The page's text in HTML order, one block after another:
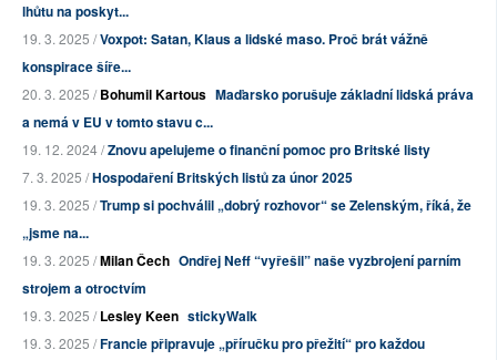
lhůtu na poskyt...
19. 3. 2025 /Voxpot: Satan, Klaus a lidské maso. Proč brát vážně
konspirace šíře...
20. 3. 2025 /Bohumil Kartous Maďarsko porušuje základní lidská práva
a nemá v EU v tomto stavu c...
19. 12. 2024 /Znovu apelujeme o finanční pomoc pro Britské listy
7. 3. 2025 /Hospodaření Britských listů za únor 2025
19. 3. 2025 /Trump si pochválil „dobrý rozhovor“ se Zelenským, říká, že
„jsme na...
19. 3. 2025 /Milan Čech Ondřej Neff “vyřešil” naše vyzbrojení parním
strojem a otroctvím
19. 3. 2025 /Lesley Keen stickyWalk
19. 3. 2025 /Francie připravuje „příručku pro přežití“ pro každou